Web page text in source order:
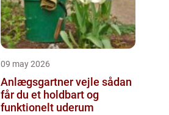
09 may 2026
Anlægsgartner vejle sådan
får du et holdbart og
funktionelt uderum